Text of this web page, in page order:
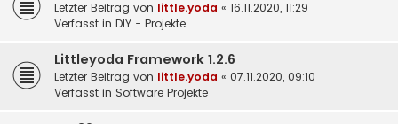
Letzter Beitrag von little.yoda « 16.11.2020, 11:29
Verfasst in DIY - Projekte
Littleyoda Framework 1.2.6
Letzter Beitrag von little.yoda « 07.11.2020, 09:10
Verfasst in Software Projekte